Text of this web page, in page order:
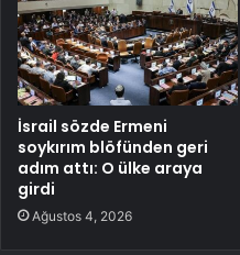
İsrail sözde Ermeni
soykırım blöfünden geri
adım attı: O ülke araya
girdi
Ağustos 4, 2026